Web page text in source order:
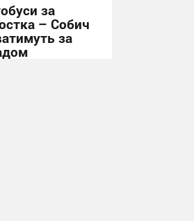
за
– Собич
за